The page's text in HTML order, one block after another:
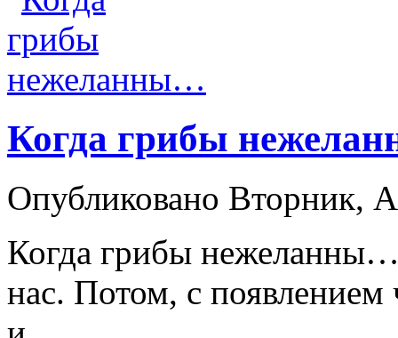
Когда грибы
Опубликовано Вторник,
Когда грибы
нас. Потом, с появлением